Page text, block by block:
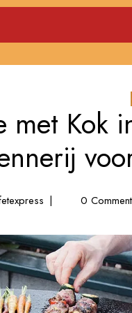
met Kok
BBQ
met
Kok
in
Gelderland:
Culinaire
| 0 Comment